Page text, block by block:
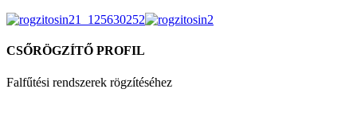
CSŐRÖGZÍTŐ PROFIL
Falfűtési rendszerek rögzítéséhez